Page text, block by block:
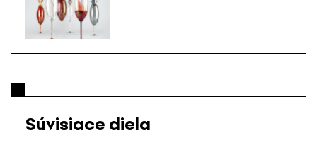
Súvisiace diela